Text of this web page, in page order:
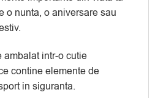
o nunta, o aniversare sau
ambalat intr-o cutie
contine elemente de
in siguranta.